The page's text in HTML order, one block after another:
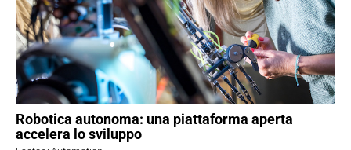
Robotica autonoma: una piattaforma aperta
accelera lo sviluppo